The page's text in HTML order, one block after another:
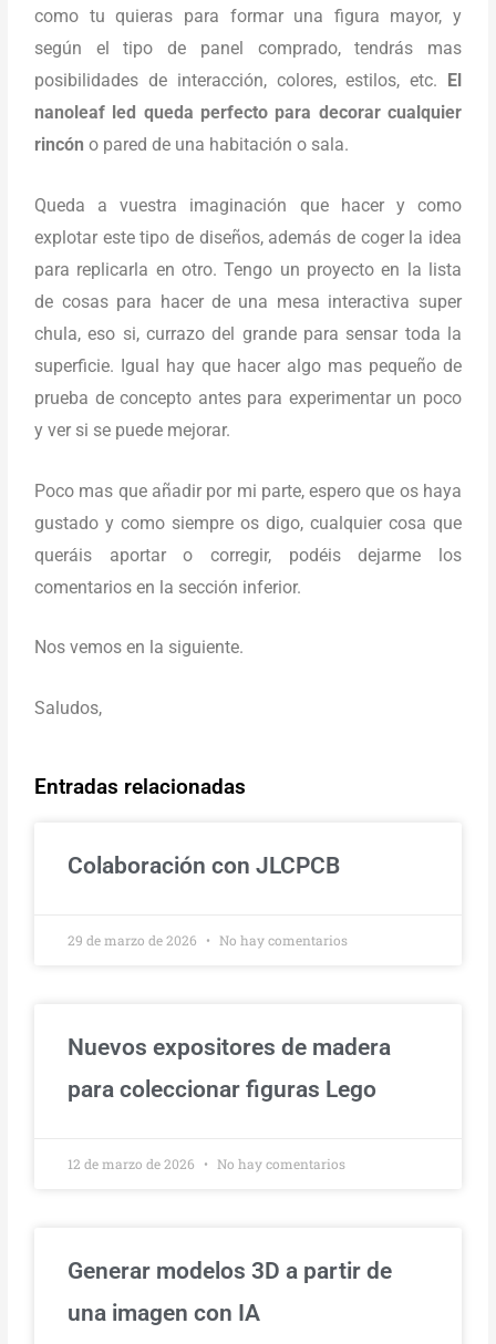
como tu quieras para formar una figura mayor, y
según el tipo de panel comprado, tendrás mas
posibilidades de interacción, colores, estilos, etc.
El
nanoleaf led queda perfecto para decorar cualquier
rincón o pared de una habitación o sala.
Queda a vuestra imaginación que hacer y como
explotar este tipo de diseños, además de coger la idea
para replicarla en otro. Tengo un proyecto en la lista
de cosas para hacer de una mesa interactiva super
chula, eso si, currazo del grande para sensar toda la
superficie. Igual hay que hacer algo mas pequeño de
prueba de concepto antes para experimentar un poco
y ver si se puede mejorar.
Poco mas que añadir por mi parte, espero que os haya
gustado y como siempre os digo, cualquier cosa que
queráis aportar o corregir, podéis dejarme los
comentarios en la sección inferior.
Nos vemos en la siguiente.
Saludos,
Entradas relacionadas
Colaboración con JLCPCB
29 de marzo de 2026 No hay comentarios
Nuevos expositores de madera
para coleccionar figuras Lego
12 de marzo de 2026 No hay comentarios
Generar modelos 3D a partir de
una imagen con IA